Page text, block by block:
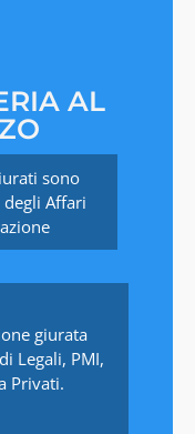
AL
sono
Affari
giurata
Legali, PMI,
Privati.